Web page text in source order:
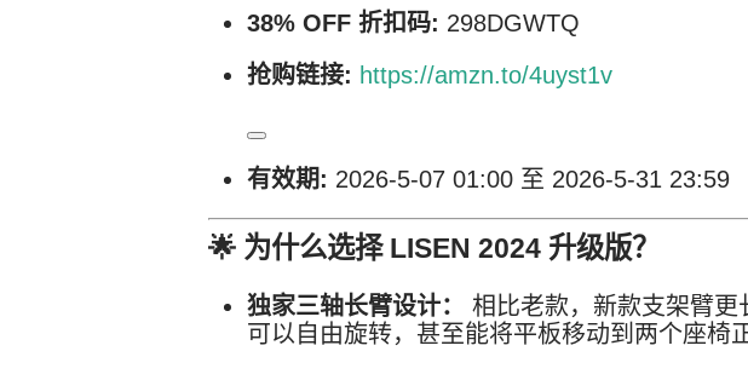
38% OFF 折扣码: 298DGWTQ
抢购链接: https://amzn.to/4uyst1v
有效期: 2026-5-07 01:00 至 2026-5-31 23:59
🌟 为什么选择 LISEN 2024 升级版？
独家三轴长臂设计： 相比老款，新款支架臂
可以自由旋转，甚至能将平板移动到两个座椅